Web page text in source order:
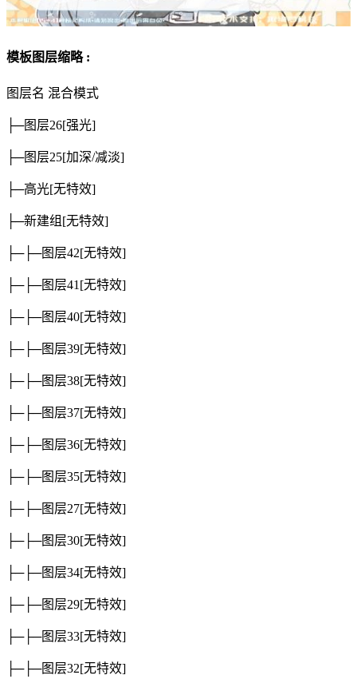
模板图层缩略 :
图层名 混合模式
├─图层26[强光]
├─图层25[加深/减淡]
├─高光[无特效]
├─新建组 [无特效]
├─├─图层42[无特效]
├─├─图层41[无特效]
├─├─图层40[无特效]
├─├─图层39[无特效]
├─├─图层38[无特效]
├─├─图层37[无特效]
├─├─图层36[无特效]
├─├─图层35[无特效]
├─├─图层27[无特效]
├─├─图层30[无特效]
├─├─图层34[无特效]
├─├─图层29[无特效]
├─├─图层33[无特效]
├─├─图层32[无特效]